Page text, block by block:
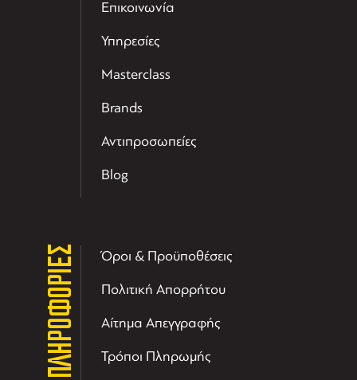
Επικοινωνία
Υπηρεσίες
Masterclass
Brands
Αντιπροσωπείες
Blog
ΠΛΗΡΟΦΟΡΙΕΣ Όροι & Προϋποθέσεις
Πολιτική Απορρήτου
Αίτημα Απεγγραφής
Τρόποι Πληρωμής